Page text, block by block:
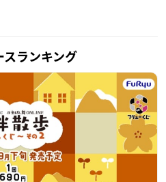
スランキング